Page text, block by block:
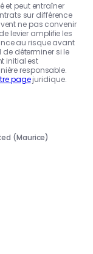
et peut entraîner
sur différence
ne pas convenir
levier amplifie les
au risque avant
déterminer si le
initial est
responsable.
pagejuridique.
(Maurice)